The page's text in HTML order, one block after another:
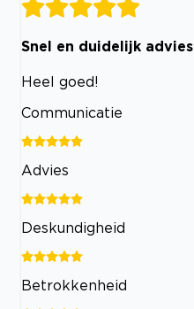
Snel en duidelijk advies
Heel goed!
Communicatie
Advies
Deskundigheid
Betrokkenheid